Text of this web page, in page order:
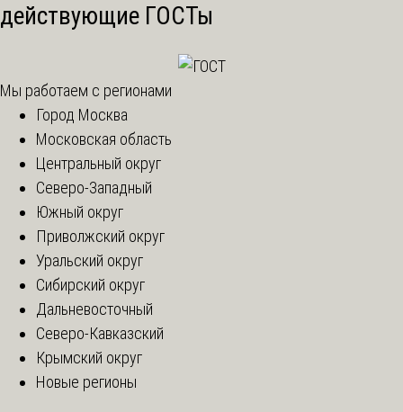
действующие ГОСТы
Мы работаем с регионами
Город Москва
Московская область
Центральный округ
Северо-Западный
Южный округ
Приволжский округ
Уральский округ
Сибирский округ
Дальневосточный
Северо-Кавказский
Крымский округ
Новые регионы